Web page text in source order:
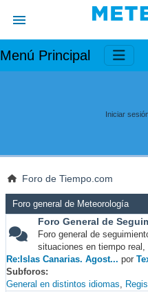
Menú Principal
Iniciar
Foro de Tiempo.com
Foro general de Meteorología
Foro General de
Foro general de
situaciones en tiempo
Re:Islas Canarias. Agost... por
Subforos
General en distintos idiomas